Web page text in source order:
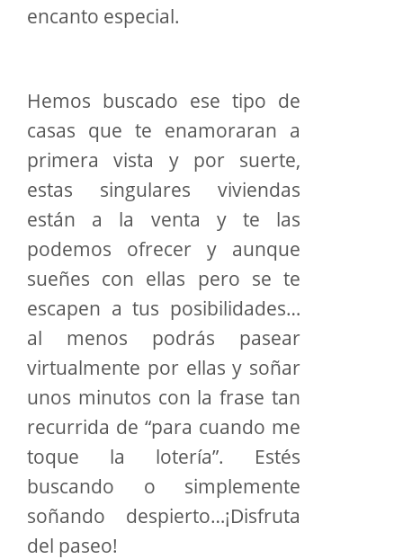
encanto especial.
Hemos buscado ese tipo de
casas que te enamoraran a
primera vista y por suerte,
estas singulares viviendas
están a la venta y te las
podemos ofrecer y aunque
sueñes con ellas pero se te
escapen a tus posibilidades…
al menos podrás pasear
virtualmente por ellas y soñar
unos minutos con la frase tan
recurrida de “para cuando me
toque la lotería”. Estés
buscando o simplemente
soñando despierto…¡Disfruta
del paseo!